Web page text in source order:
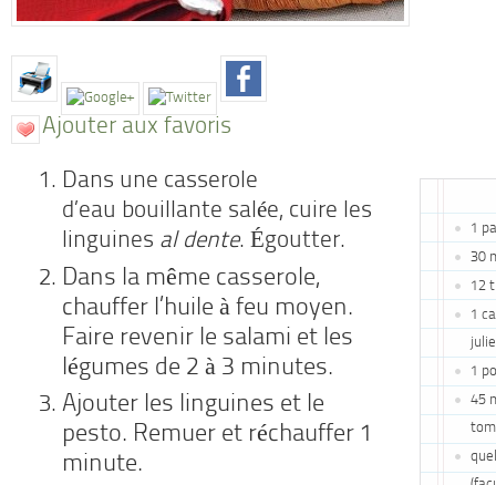
Ajouter aux favoris
1
30
12
1
1
45
Dans une casserole
d’eau bouillante salée, cuire les
linguines al dente. Égoutter.
Dans la même casserole,
chauffer l’huile à feu moyen.
Faire revenir le salami et les
légumes de 2 à 3 minutes.
Ajouter les linguines et le
pesto. Remuer et réchauffer 1
minute.